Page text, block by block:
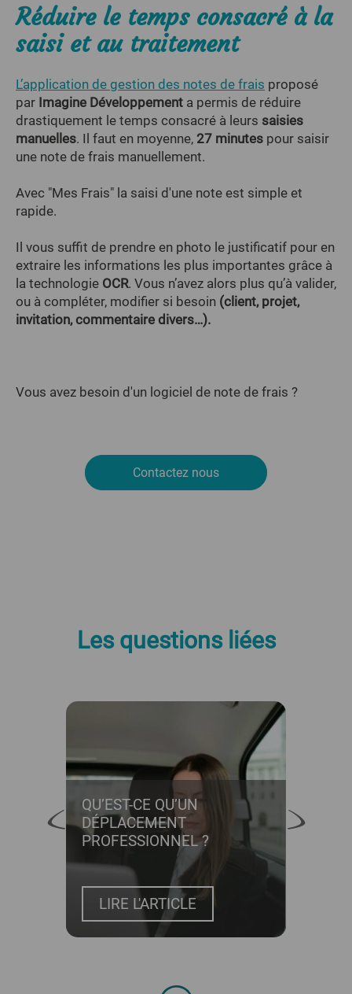
Réduire le temps consacré à la
saisi et au traitement
L’application de gestion des notes de frais proposé
par Imagine Développement a permis de réduire
drastiquement le temps consacré à leurs saisies
manuelles. Il faut en moyenne, 27 minutes pour saisir
une note de frais manuellement.
Avec "Mes Frais" la saisi d'une note est simple et
rapide.
Il vous suffit de prendre en photo le justificatif pour en
extraire les informations les plus importantes grâce à
la technologie OCR. Vous n’avez alors plus qu’à valider,
ou à compléter, modifier si besoin (client, projet,
invitation, commentaire divers…).
Vous avez besoin d'un logiciel de note de frais ?
Contactez nous
Les questions liées
QU’EST-CE QU’UN
DÉPLACEMENT
PROFESSIONNEL ?
LIRE L'ARTICLE